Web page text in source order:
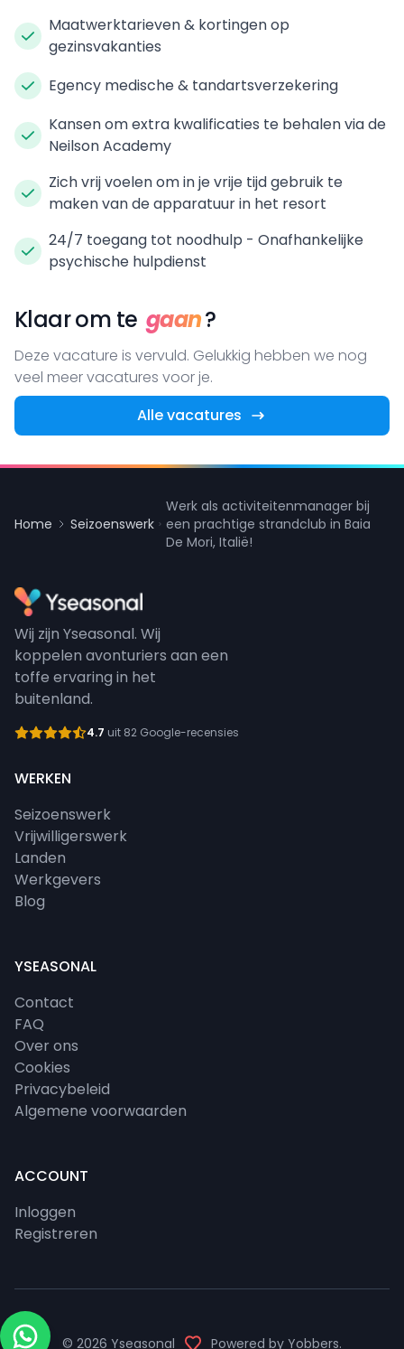
Maatwerktarieven & kortingen op
gezinsvakanties
Egency medische & tandartsverzekering
Kansen om extra kwalificaties te behalen via de
Neilson Academy
Zich vrij voelen om in je vrije tijd gebruik te
maken van de apparatuur in het resort
24/7 toegang tot noodhulp - Onafhankelijke
psychische hulpdienst
Klaar om te gaan?
Deze vacature is vervuld. Gelukkig hebben we nog
veel meer vacatures voor je.
Alle vacatures
Home Seizoenswerk
Werk als activiteitenmanager bij
een prachtige strandclub in Baia
De Mori, Italië!
Wij zijn Yseasonal. Wij
koppelen avonturiers aan een
toffe ervaring in het
buitenland.
4.7 uit 82 Google-recensies
WERKEN
Seizoenswerk
Vrijwilligerswerk
Landen
Werkgevers
Blog
YSEASONAL
Contact
FAQ
Over ons
Cookies
Privacybeleid
Algemene voorwaarden
ACCOUNT
Inloggen
Registreren
© 2026 Yseasonal Powered by Yobbers.